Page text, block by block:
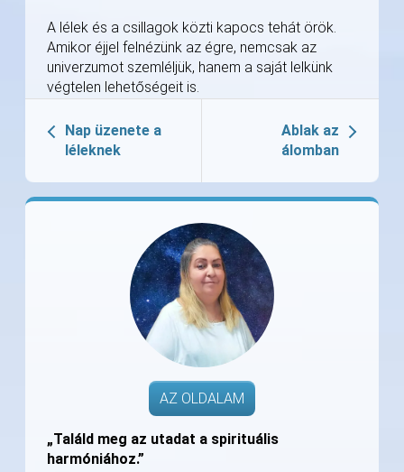
A lélek és a csillagok közti kapocs tehát örök.
Amikor éjjel felnézünk az égre, nemcsak az
univerzumot szemléljük, hanem a saját lelkünk
végtelen lehetőségeit is.
Nap üzenete a
léleknek
Ablak az
álomban
AZ OLDALAM
„Találd meg az utadat a spirituális
harmóniához.”